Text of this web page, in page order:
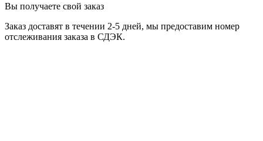
Вы получаете свой заказ
Заказ доставят в течении 2-5 дней, мы предоставим номер
отслеживания заказа в СДЭК.